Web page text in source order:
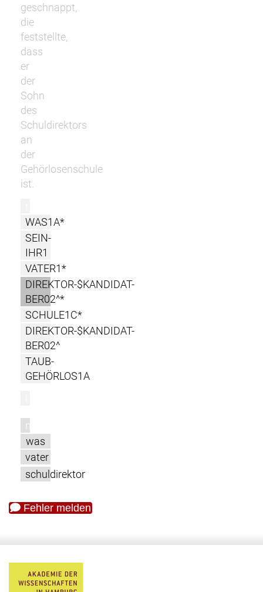
geschnappt,
die
feststellte,
dass
er
der
Sohn
des
Schuldirektors
an
der
Gehörlosenschule
ist.
WAS1A*
SEIN-
IHR1
VATER1*
DIREKTOR-$KANDIDAT-
BER02^*
SCHULE1C*
DIREKTOR-$KANDIDAT-
BER02^
TAUB-
GEHÖRLOS1A
m
was
vater
schuldirektor
Fehler melden